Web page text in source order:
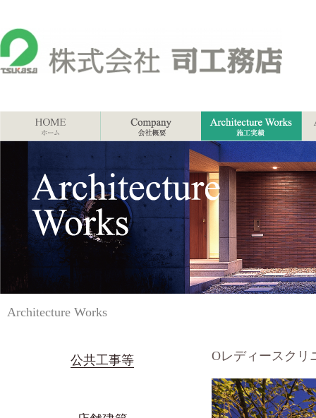
Oレディースクリ
Architecture Works
公共工事等